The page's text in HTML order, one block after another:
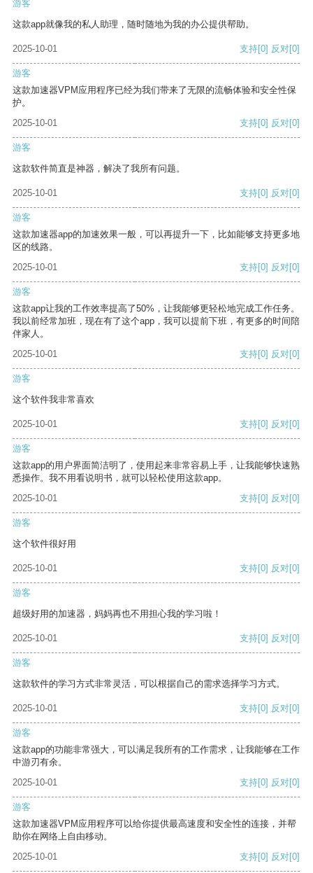
游客
这款app就像我的私人助理，随时随地为我的办公提供帮助。
2025-10-01 支持[0] 反对[0]
游客
这款加速器VPM应用程序已经为我们带来了无限的流畅体验和安全性保
护。
2025-10-01
支持[0] 反对[0]
游客
这款软件简直是神器，解决了我所有问题。
2025-10-01 支持[0] 反对[0]
游客
这款加速器app的加速效果一般，可以再提升一下，比如能够支持更多地
区的线路。
2025-10-01
支持[0] 反对[0]
游客
这款app让我的工作效率提高了50%，让我能够更轻松地完成工作任务。
我以前经常加班，现在有了这个app，我可以提前下班，有更多的时间陪
伴家人。
2025-10-01
支持[0] 反对[0]
游客
这个软件我非常喜欢
2025-10-01 支持[0] 反对[0]
游客
这款app的用户界面简洁明了，使用起来非常容易上手，让我能够快速熟
悉操作。我不用看说明书，就可以轻松使用这款app。
2025-10-01
支持[0] 反对[0]
游客
这个软件很好用
2025-10-01 支持[0] 反对[0]
游客
超级好用的加速器，妈妈再也不用担心我的学习啦！
2025-10-01 支持[0] 反对[0]
游客
这款软件的学习方式非常灵活，可以根据自己的需求选择学习方式。
2025-10-01 支持[0] 反对[0]
游客
这款app的功能非常强大，可以满足我所有的工作需求，让我能够在工作
中游刃有余。
2025-10-01
支持[0] 反对[0]
游客
这款加速器VPM应用程序可以给你提供最高速度和安全性的连接，并帮
助你在网络上自由移动。
2025-10-01
支持[0] 反对[0]